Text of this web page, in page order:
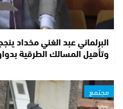
البرلماني عبد الغني مخداد
وتأهيل المسالك الطرقية
مجتمع